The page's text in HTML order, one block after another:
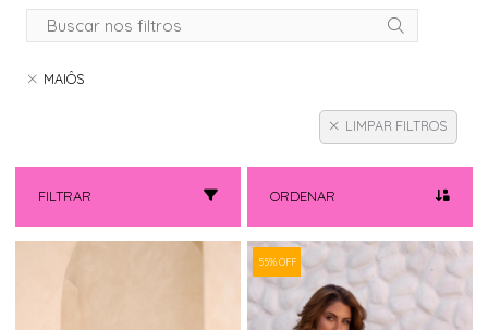
MAIÔS
LIMPAR FILTROS
FILTRAR ORDENAR
55% OFF